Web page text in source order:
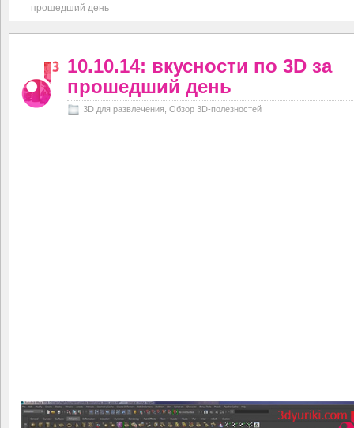
прошедший день
10.10.14: вкусности по 3D за
прошедший день
3D для развлечения Обзор 3D-полезностей